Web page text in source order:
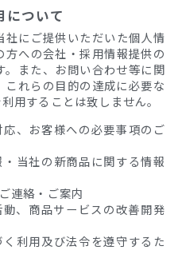
について
にご提供いただいた個人情
への会社・採用情報提供の
また、お問い合わせ等に関
れらの目的の達成に必要な
用することは致しません。
応、お客様への必要事項のご
・当社の新商品に関する情報
連絡・ご案内
動、商品サービスの改善開発
く利用及び法令を遵守するた